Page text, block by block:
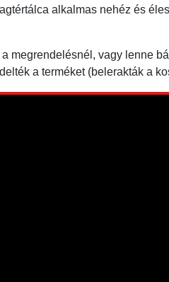
alkalmas nehéz és
vagy lenne
a terméket (belerakták a